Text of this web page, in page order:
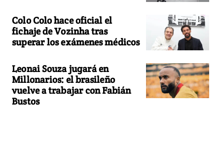
Colo Colo hace oficial el
fichaje de Vozinha tras
superar los exámenes médicos
Leonai Souza jugará en
Millonarios: el brasileño
vuelve a trabajar con Fabián
Bustos